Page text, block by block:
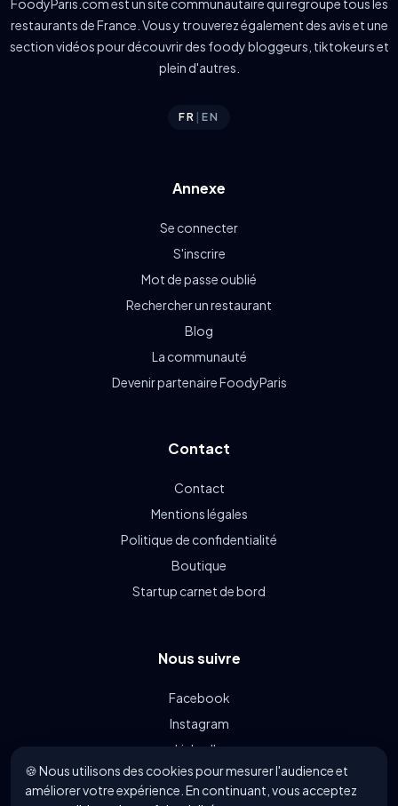
FoodyParis.com est un site communautaire qui regroupe tous les
restaurants de France. Vous y trouverez également des avis et une
section vidéos pour découvrir des foody bloggeurs, tiktokeurs et
plein d'autres.
FR |EN
Annexe
Se connecter
S'inscrire
Mot de passe oublié
Rechercher un restaurant
Blog
La communauté
Devenir partenaire FoodyParis
Contact
Contact
Mentions légales
Politique de confidentialité
Boutique
Startup carnet de bord
Nous suivre
Facebook
Instagram
LinkedIn
Linkin.bio
🍪 Nous utilisons des cookies pour mesurer l'audience et
améliorer votre expérience. En continuant, vous acceptez